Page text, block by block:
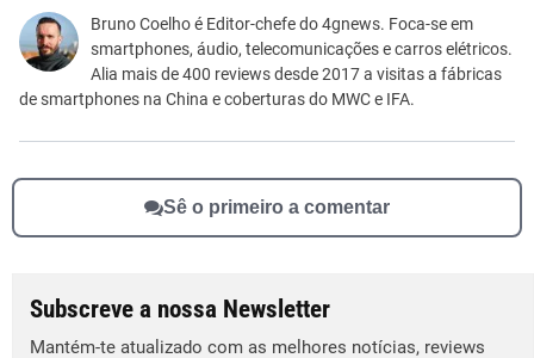
Este conteúdo não tem a informação que procuro
Outro
Bruno Coelho é Editor-chefe do 4gnews. Foca-se em
smartphones, áudio, telecomunicações e carros elétricos.
Alia mais de 400 reviews desde 2017 a visitas a fábricas
de smartphones na China e coberturas do MWC e IFA.
Sê o primeiro a comentar
Subscreve a nossa Newsletter
Mantém-te atualizado com as melhores notícias, reviews